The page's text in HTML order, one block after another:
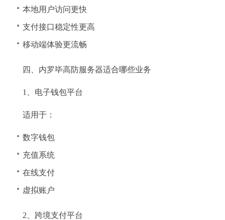
本地用户访问更快
支付接口稳定性更高
移动端体验更流畅
四、内罗毕高防服务器适合哪些业务
1、电子钱包平台
适用于：
数字钱包
充值系统
在线支付
虚拟账户
2、跨境支付平台